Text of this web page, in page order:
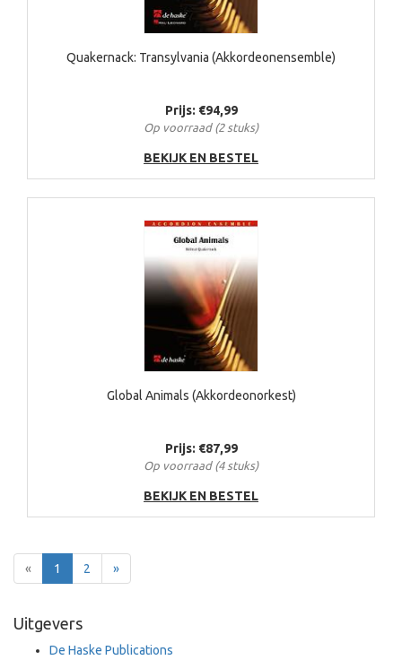
Quakernack: Transylvania (Akkordeonensemble)
Prijs: €94,99
Op voorraad (2 stuks)
BEKIJK EN BESTEL
Global Animals (Akkordeonorkest)
Prijs: €87,99
Op voorraad (4 stuks)
BEKIJK EN BESTEL
« Terug1 2 »Voor
Uitgevers
De Haske Publications